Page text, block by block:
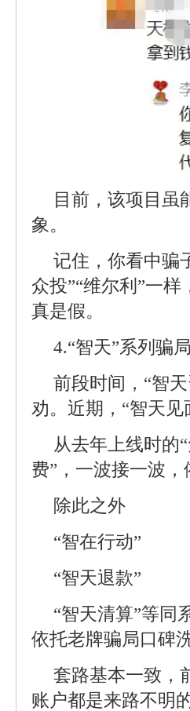
目前，该项目虽
象。
记住，你看中骗
众投”“维尔利”一
真是假。
4.“智天”系列骗局
前段时间，“智
劝。近期，“智天
从去年上线时的
费”，一波接一波
除此之外
“智在行动”
“智天退款”
“智天清算”等同
依托老牌骗局口碑
套路基本一致，
账户都是来路不明